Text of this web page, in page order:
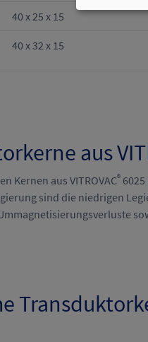
40 x 25 x 15
40 x 32 x 15
aus
Kernen aus VITROVAC®
sind die niedrigen